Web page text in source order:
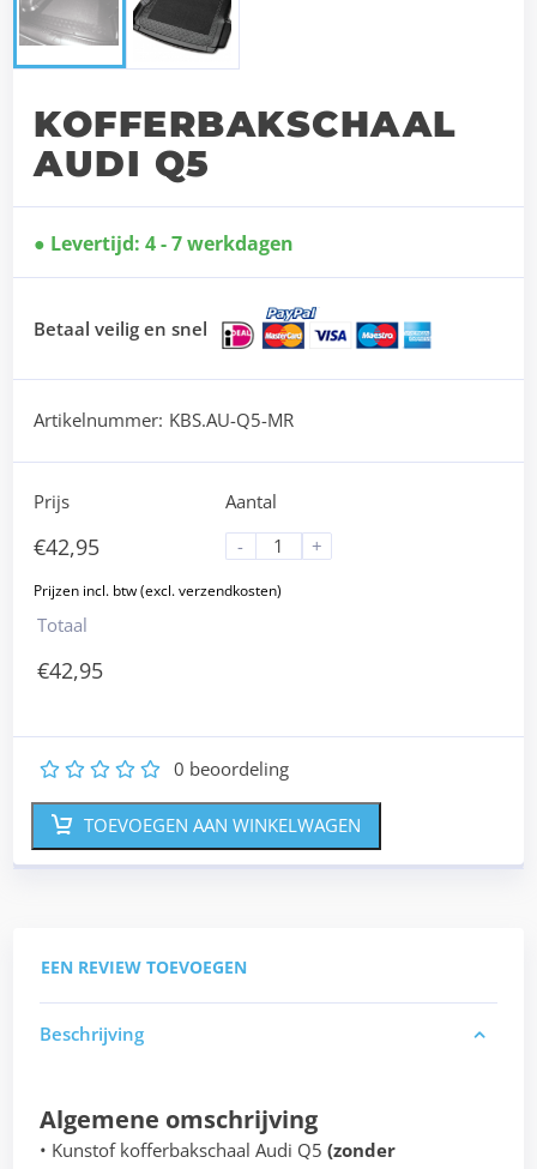
KOFFERBAKSCHAAL
AUDI Q5
Levertijd: 4 - 7 werkdagen
Betaal veilig en snel
Artikelnummer: KBS.AU-Q5-MR
Prijs
€42,95
Aantal
-
+
Totaal
€42,95
5
4
3
2 0 beoordeling
TOEVOEGEN AAN WINKELWAGEN
EEN REVIEW TOEVOEGEN
Beschrijving
Algemene omschrijving
• Kunstof kofferbakschaal Audi Q5(zonder